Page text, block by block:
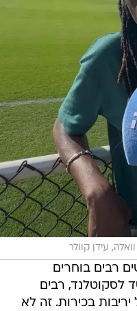
עידן קוולר
רבים בוחרים
לסקוטלנד, רבים
בכירות. זה לא